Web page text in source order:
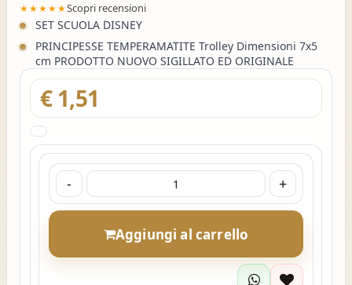
★★★★★Scopri recensioni
SET SCUOLA DISNEY
PRINCIPESSE TEMPERAMATITE Trolley Dimensioni 7x5
cm PRODOTTO NUOVO SIGILLATO ED ORIGINALE
€ 1,51
- +
Aggiungi al carrello